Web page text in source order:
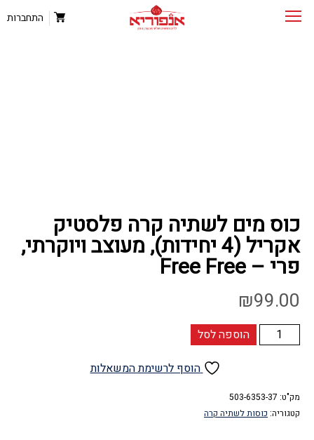
התחברות
כוס מים לשתיה קרה פלסטיק
אקריל (4 יחידות), מעוצב ויוקרתי,
פרי – Free Free
₪99.00
כמות
של
לשתיה
קרה
הוספה לסל
הוסף לרשימת המשאלות
מק"ט: 503-6353-37
קטגוריה: כוסות לשתיה קרה